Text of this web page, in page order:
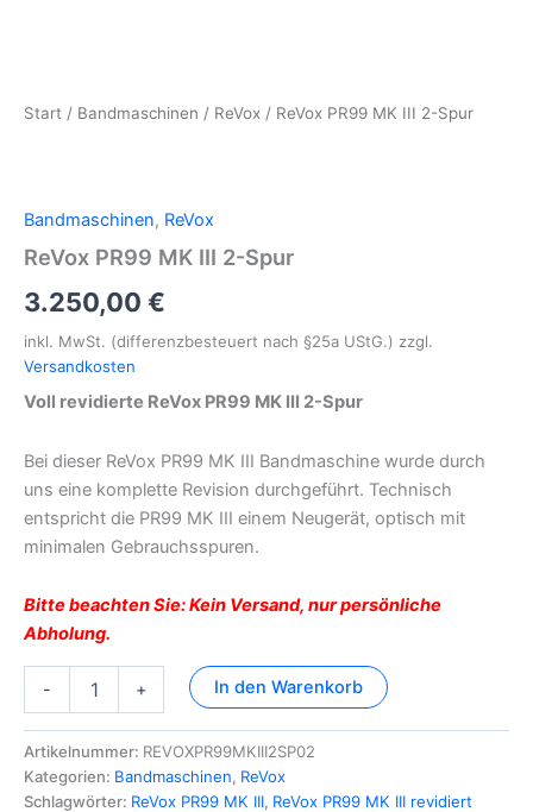
Start / Bandmaschinen / ReVox / ReVox PR99 MK III 2-Spur
Bandmaschinen, ReVox
ReVox PR99 MK III 2-Spur
3.250,00 €
inkl. MwSt. (differenzbesteuert nach §25a UStG.) zzgl.
Versandkosten
Voll revidierte ReVox PR99 MK III 2-Spur
Bei dieser ReVox PR99 MK III Bandmaschine wurde durch
uns eine komplette Revision durchgeführt. Technisch
entspricht die PR99 MK III einem Neugerät, optisch mit
minimalen Gebrauchsspuren.
Bitte beachten Sie: Kein Versand, nur persönliche
Abholung.
-
III
2-
Spur
+ In den Warenkorb
Artikelnummer: REVOXPR99MKIII2SP02
Kategorien: Bandmaschinen, ReVox
Schlagwörter: ReVox PR99 MK III, ReVox PR99 MK III revidiert